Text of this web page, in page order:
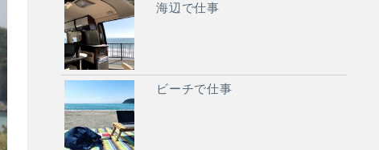
海辺で仕事
ビーチで仕事